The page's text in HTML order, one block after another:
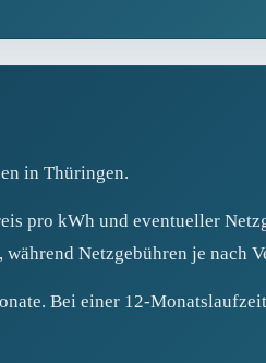
in Thüringen.
pro kWh und eventueller
Netzgebühren je nach
Bei einer